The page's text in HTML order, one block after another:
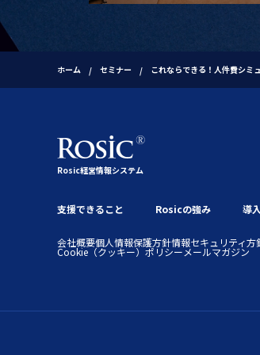
ホーム セミナー これならできる！人件費シ
Rosic経営情報システム
支援できること Rosicの強み 導
会社概要個人情報保護方針情報セキュリティ方
Cookie（クッキー）ポリシーメールマガジン